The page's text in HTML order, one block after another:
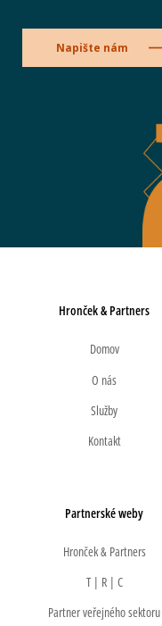
Napište nám
Hronček & Partners
Domov
O nás
Služby
Kontakt
Partnerské weby
Hronček & Partners
T | R | C
Partner veřejného sektoru